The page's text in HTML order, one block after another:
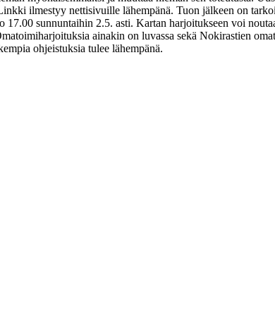
ilmestyy nettisivuille lähempänä. Tuon jälkeen on
sunnuntaihin 2.5. asti. Kartan harjoitukseen voi
ainakin on luvassa sekä Nokirastien
ohjeistuksia tulee lähempänä.